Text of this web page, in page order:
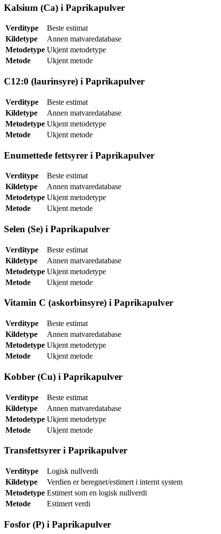
Kalsium (Ca) i Paprikapulver
Verditype
Beste estimat
Kildetype
Annen matvaredatabase
Metodetype Ukjent metodetype
Metode
Ukjent metode
C12:0 (laurinsyre) i Paprikapulver
Verditype
Beste estimat
Kildetype
Annen matvaredatabase
Metodetype Ukjent metodetype
Metode
Ukjent metode
Enumettede fettsyrer i Paprikapulver
Verditype
Beste estimat
Kildetype
Annen matvaredatabase
Metodetype Ukjent metodetype
Metode
Ukjent metode
Selen (Se) i Paprikapulver
Verditype
Beste estimat
Kildetype
Annen matvaredatabase
Metodetype Ukjent metodetype
Metode
Ukjent metode
Vitamin C (askorbinsyre) i Paprikapulver
Verditype
Beste estimat
Kildetype
Annen matvaredatabase
Metodetype Ukjent metodetype
Metode
Ukjent metode
Kobber (Cu) i Paprikapulver
Verditype
Beste estimat
Kildetype
Annen matvaredatabase
Metodetype Ukjent metodetype
Metode
Ukjent metode
Transfettsyrer i Paprikapulver
Verditype
Logisk nullverdi
Kildetype
Verdien er beregnet/estimert i internt system
Metodetype Estimert som en logisk nullverdi
Metode
Estimert verdi
Fosfor (P) i Paprikapulver